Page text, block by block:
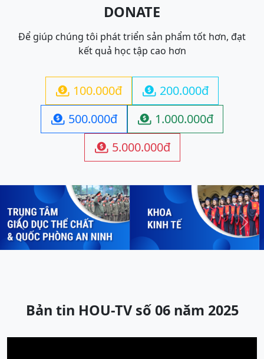
DONATE
Để giúp chúng tôi phát triển sản phẩm tốt hơn, đạt
kết quả học tập cao hơn
 100.000đ  200.000đ
 500.000đ  1.000.000đ
 5.000.000đ
Previous Next
Bản tin HOU-TV số 06 năm 2025